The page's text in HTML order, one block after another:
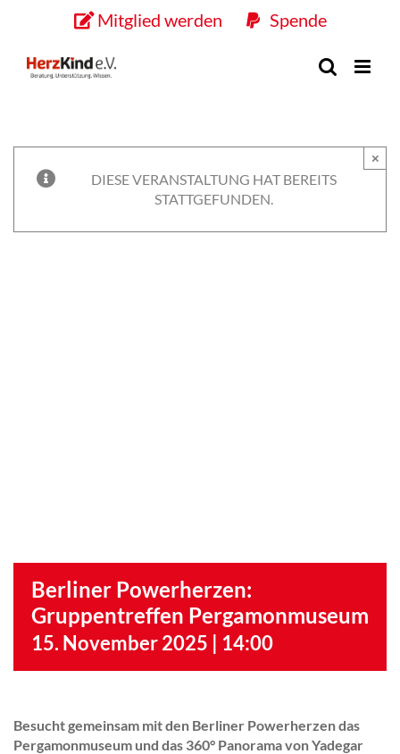
Mitglied werden Spende
DIESE VERANSTALTUNG HAT BEREITS
STATTGEFUNDEN.
×
Berliner Powerherzen:
Gruppentreffen Pergamonmuseum
15. November 2025 | 14:00
Besucht gemeinsam mit den Berliner Powerherzen das
Pergamonmuseum und das 360° Panorama von Yadegar